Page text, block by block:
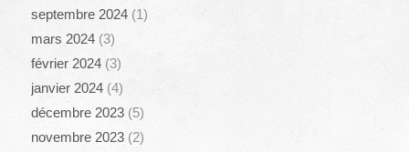
septembre 2024(1)
mars 2024(3)
février 2024(3)
janvier 2024(4)
décembre 2023(5)
novembre 2023(2)